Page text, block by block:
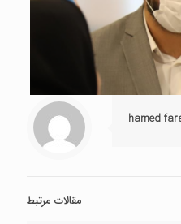
hamed
مقالات مرتبط